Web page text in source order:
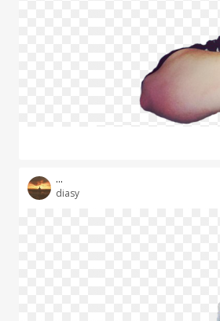
diasy
...